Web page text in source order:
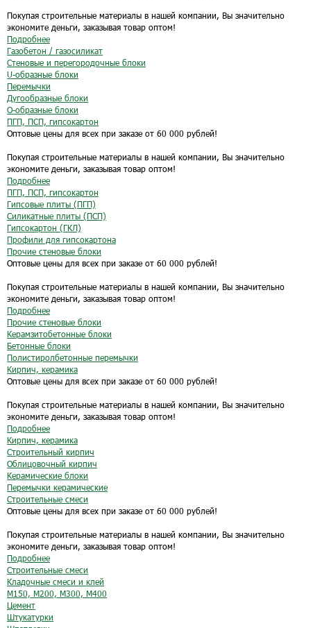
Покупая строительные материалы в нашей компании, Вы значительно
экономите деньги, заказывая товар оптом!
Подробнее
Газобетон / газосиликат
Стеновые и перегородочные блоки
U-образные блоки
Перемычки
Дугообразные блоки
O-образные блоки
ПГП, ПСП, гипсокартон
Оптовые цены для всех при заказе от 60 000 рублей!
Покупая строительные материалы в нашей компании, Вы значительно
экономите деньги, заказывая товар оптом!
Подробнее
ПГП, ПСП, гипсокартон
Гипсовые плиты (ПГП)
Силикатные плиты (ПСП)
Гипсокартон (ГКЛ)
Профили для гипсокартона
Прочие стеновые блоки
Оптовые цены для всех при заказе от 60 000 рублей!
Покупая строительные материалы в нашей компании, Вы значительно
экономите деньги, заказывая товар оптом!
Подробнее
Прочие стеновые блоки
Керамзитобетонные блоки
Бетонные блоки
Полистиролбетонные перемычки
Кирпич, керамика
Оптовые цены для всех при заказе от 60 000 рублей!
Покупая строительные материалы в нашей компании, Вы значительно
экономите деньги, заказывая товар оптом!
Подробнее
Кирпич, керамика
Строительный кирпич
Облицовочный кирпич
Керамические блоки
Перемычки керамические
Строительные смеси
Оптовые цены для всех при заказе от 60 000 рублей!
Покупая строительные материалы в нашей компании, Вы значительно
экономите деньги, заказывая товар оптом!
Подробнее
Строительные смеси
Кладочные смеси и клей
М150, М200, М300, М400
Цемент
Штукатурки